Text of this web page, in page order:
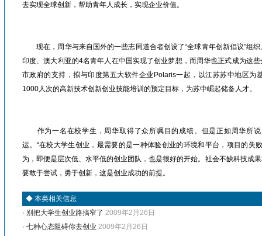
去实现全球创新，帮助青年人成长，实现企业价值。
现在，周华与来自国外的一些志同道合者创设了“全球青年创新倡议”组
印度、澳大利亚的4名青年人在中国实现了创业梦想，而周华也正式成为这
市政府的支持，拟与印度第五大软件企业Polaris一起，以江苏苏中地区为
1000人次的高新技术创新创业技能培训的预定目标，为苏中崛起储备人才。
作为一名在校学生，周华取得了众所瞩目的成绩。但是正如周华所说
运。“在校大学生创业，最需要的是一种体验创业的环境和平台，项目的失
为，即便是层次低、水平低的创业团队，也是很好的开始。社会不缺科技成
要敢于尝试，勇于创新，这是创业成功的前提。
◆ 本类相关信息
· 别把大学生创业路搞窄了 2009年2月26日
· 七种心态阻碍你去创业 2009年2月26日